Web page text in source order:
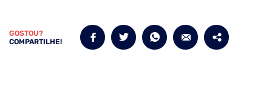
GOSTOU?
COMPARTILHE!